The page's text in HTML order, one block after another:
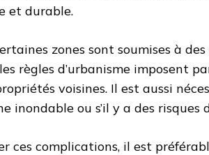
et durable.
zones sont soumises à
règles d’urbanisme imposent
voisines. Il est aussi
inondable ou s’il y a des risques
ces complications, il est